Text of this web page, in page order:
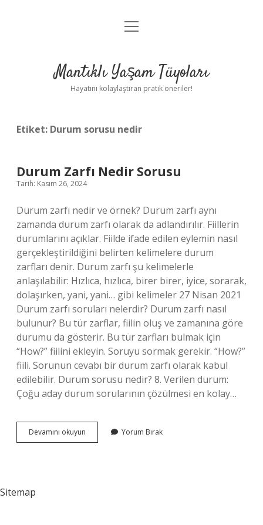
Anasayfa
Yasal Uyarı
menüyü
Mantıklı Yaşam Tüyoları
Hayatını kolaylaştıran pratik öneriler!
Etiket: Durum sorusu nedir
Durum Zarfı Nedir Sorusu
Tarih: Kasım 26, 2024
Durum zarfı nedir ve örnek? Durum zarfı aynı
zamanda durum zarfı olarak da adlandırılır. Fiillerin
durumlarını açıklar. Fiilde ifade edilen eylemin nasıl
gerçekleştirildiğini belirten kelimelere durum
zarfları denir. Durum zarfı şu kelimelerle
anlaşılabilir: Hızlıca, hızlıca, birer birer, iyice, sorarak,
dolaşırken, yani, yani… gibi kelimeler 27 Nisan 2021
Durum zarfı soruları nelerdir? Durum zarfı nasıl
bulunur? Bu tür zarflar, fiilin oluş ve zamanına göre
durumu da gösterir. Bu tür zarfları bulmak için
“How?” fiilini ekleyin. Soruyu sormak gerekir. “How?”
fiili. Sorunun cevabı bir durum zarfı olarak kabul
edilebilir. Durum sorusu nedir? 8. Verilen durum:
Çoğu aday durum sorularının çözülmesi en kolay…
Devamını okuyun
Zarfı
Yorum Bırak
Sitemap